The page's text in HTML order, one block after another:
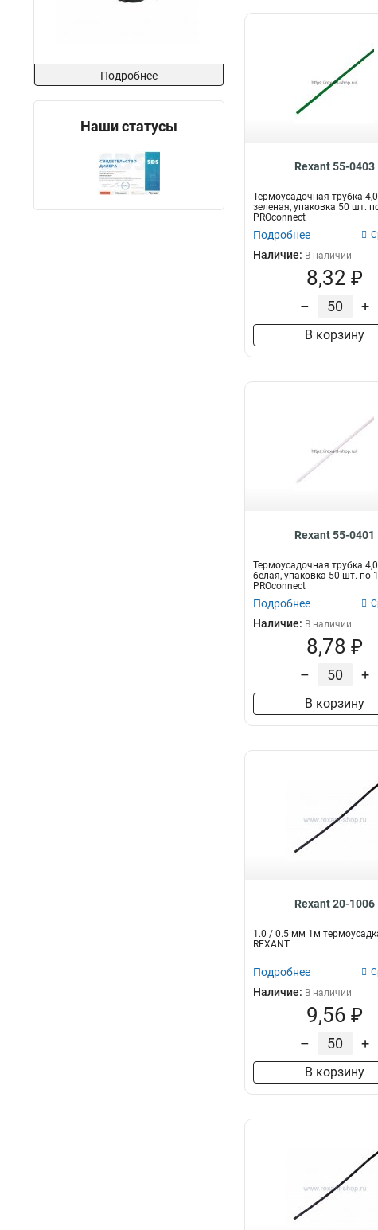
Подробнее
Наши статусы
Rexant 55-0403
Термоусадочная трубка
зеленая, упаковка 50 шт.
PROconnect
Подробнее
Наличие: В наличии
8,32 ₽
– +
В корзину
Rexant 55-0401
Термоусадочная трубка
белая, упаковка 50 шт. по
PROconnect
Подробнее
Наличие: В наличии
8,78 ₽
– +
В корзину
Rexant 20-1006
1.0 / 0.5 мм 1м
REXANT
Подробнее
Наличие: В наличии
9,56 ₽
– +
В корзину